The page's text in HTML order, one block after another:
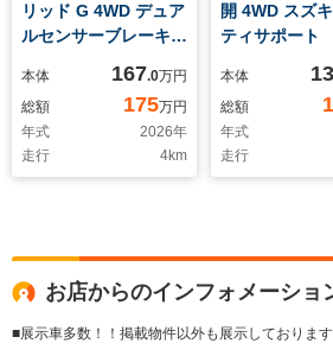
リッド G 4WD デュア
ルセンサーブレーキサ
クルーズ BSM シ
ートヒーター コーナ
ーセンサー スマート
キー LEDヘッド オ
ートハイビーム 車線
本体 167.0万円
総額
175万円
年式
2026年
走行
4km
開 4WD スズ
ティサポート
ラジオ パワ
ドー エアコ
ステ オート
本体
総額
年式
走行
お店からのインフォメーショ
■展示車多数！！掲載物件以外も展示しております